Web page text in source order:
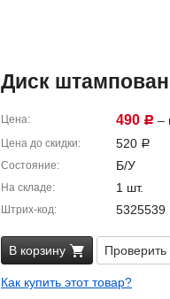
Диск
Цена 490 Р –
Цена до скидки 520 Р
Состояние Б/У
На складе 1 шт.
Штрих-код 5325539
В корзину
Как купить этот товар?